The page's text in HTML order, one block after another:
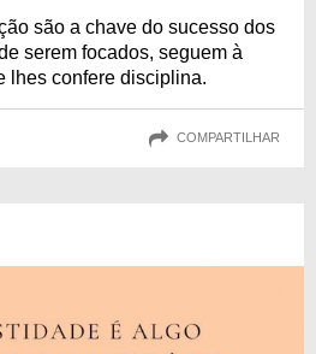
são a chave do sucesso dos
serem focados, seguem à
lhes confere disciplina.
COMPARTILHAR